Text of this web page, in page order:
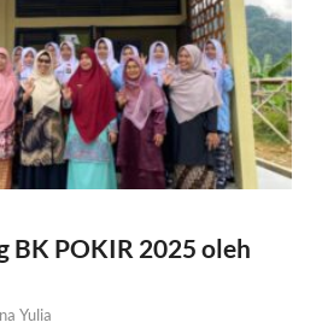
BK POKIR 2025 oleh
Yulia